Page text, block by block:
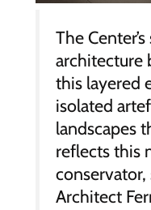
The
architecture
this layered
isolated
landscapes
reflects this
Architect